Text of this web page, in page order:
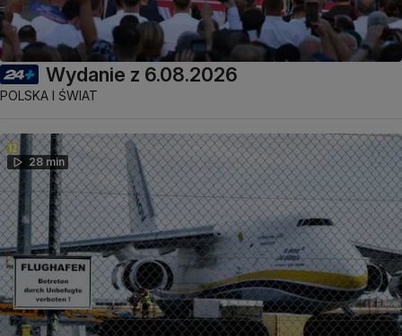
Wydanie z 6.08.2026
POLSKA I ŚWIAT
28 min